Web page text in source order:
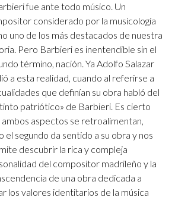
fue ante todo músico. Un
considerado por la musicología
uno de los más destacados de nuestra
Pero Barbieri es inentendible sin el
término, nación. Ya Adolfo Salazar
a esta realidad, cuando al referirse a
que definían su obra habló del
patriótico» de Barbieri. Es cierto
ambos aspectos se retroalimentan,
el segundo da sentido a su obra y nos
descubrir la rica y compleja
del compositor madrileño y la
de una obra dedicada a
los valores identitarios de la música